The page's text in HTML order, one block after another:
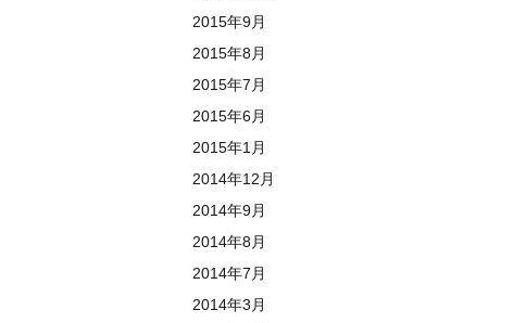
2015年9月
2015年8月
2015年7月
2015年6月
2015年1月
2014年12月
2014年9月
2014年8月
2014年7月
2014年3月